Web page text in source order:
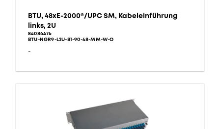
BTU, 48xE-2000®/UPC SM, Kabeleinführung
links, 2U
84086476
BTU-NGR9-L2U-B1-90-48-MM-W-O
-